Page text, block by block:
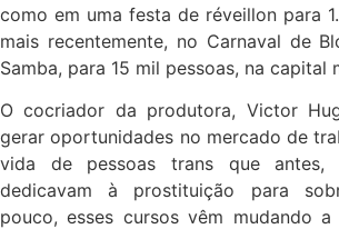
como em uma festa de réveillon para
mais recentemente, no Carnaval de
Samba, para 15 mil pessoas, na capital
O cocriador da produtora, Victor
gerar oportunidades no mercado de
vida de pessoas trans que antes,
dedicavam à prostituição para
pouco, esses cursos vêm mudando